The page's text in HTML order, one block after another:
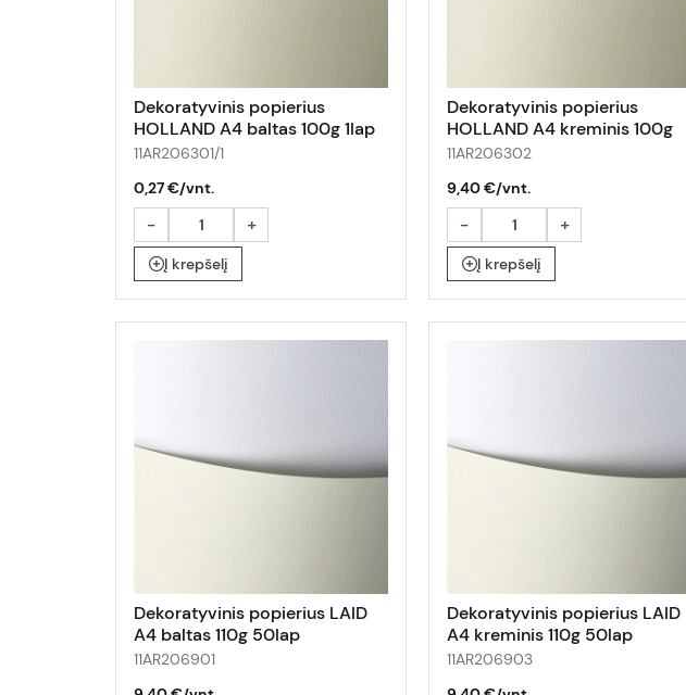
Dekoratyvinis popierius
HOLLAND A4 baltas 100g 1lap
11AR206301/1
0,27 €/vnt.
- +
Į krepšelį
Dekoratyvinis popierius
HOLLAND A4 kreminis 100g
50lap
11AR206302
9,40 €/vnt.
- +
Į krepšelį
Dekoratyvinis popierius LAID
A4 baltas 110g 50lap
11AR206901
Dekoratyvinis popierius LAID
A4 kreminis 110g 50lap
11AR206903